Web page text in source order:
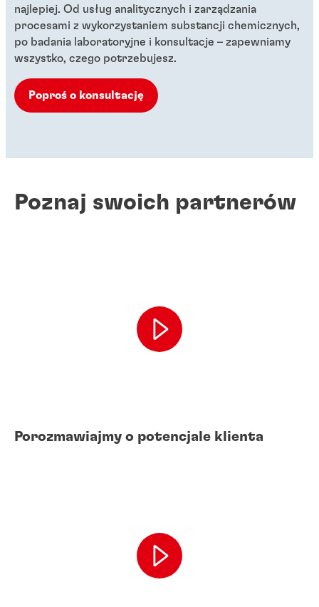
najlepiej. Od usług analitycznych i zarządzania
procesami z wykorzystaniem substancji chemicznych,
po badania laboratoryjne i konsultacje – zapewniamy
wszystko, czego potrzebujesz.
Poproś o konsultację
Poznaj swoich partnerów
Porozmawiajmy o potencjale klienta